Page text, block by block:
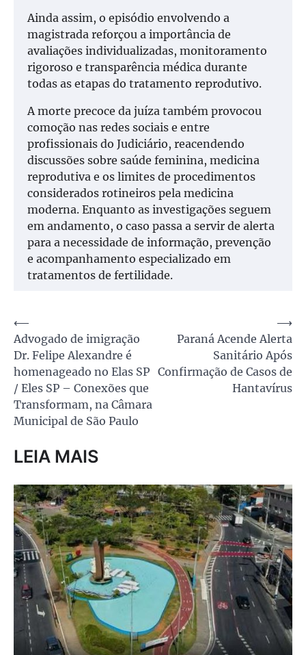
Ainda assim, o episódio envolvendo a
magistrada reforçou a importância de
avaliações individualizadas, monitoramento
rigoroso e transparência médica durante
todas as etapas do tratamento reprodutivo.
A morte precoce da juíza também provocou
comoção nas redes sociais e entre
profissionais do Judiciário, reacendendo
discussões sobre saúde feminina, medicina
reprodutiva e os limites de procedimentos
considerados rotineiros pela medicina
moderna. Enquanto as investigações seguem
em andamento, o caso passa a servir de alerta
para a necessidade de informação, prevenção
e acompanhamento especializado em
tratamentos de fertilidade.
Navegação
de
Post
⟵
Advogado de imigração
Dr. Felipe Alexandre é
homenageado no Elas SP
/ Eles SP – Conexões que
Transformam, na Câmara
Municipal de São Paulo
Paraná Acende Alerta
Sanitário Após
Confirmação de Casos de
Hantavírus
⟶
LEIA MAIS